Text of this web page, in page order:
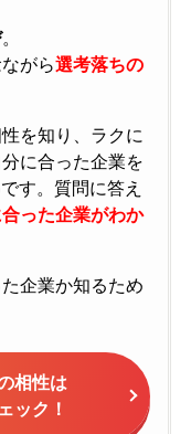
。
がら選考落ちの
を知り、ラクに
に合った企業を
す。質問に答え
った企業がわか
企業か知るため
相性は
ック！